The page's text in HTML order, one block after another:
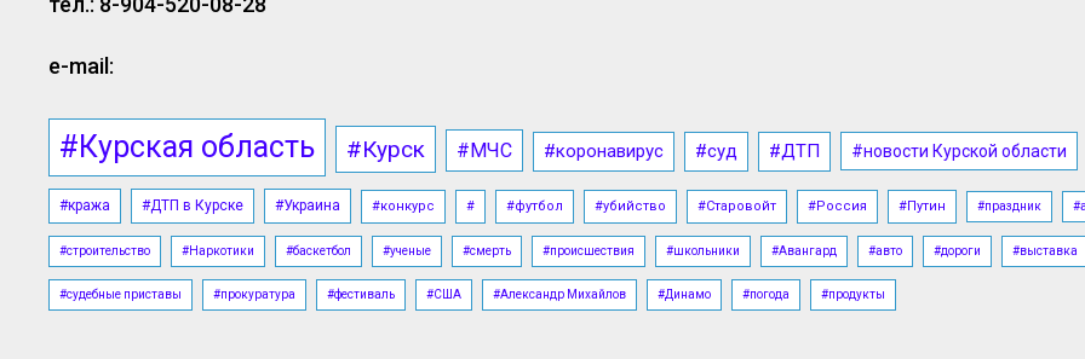
e-mail:
#Курская область #Курск #МЧС #коронавирус #суд #ДТП #новости Курской области
#кража #ДТП в Курске #Украина #конкурс # #футбол #убийство #Старовойт #Россия #Путин #праздник
#строительство #Наркотики #баскетбол #ученые #смерть #происшествия #школьники #Авангард #авто #дороги #выставка
#судебные приставы #прокуратура #фестиваль #США #Александр Михайлов #Динамо #погода #продукты